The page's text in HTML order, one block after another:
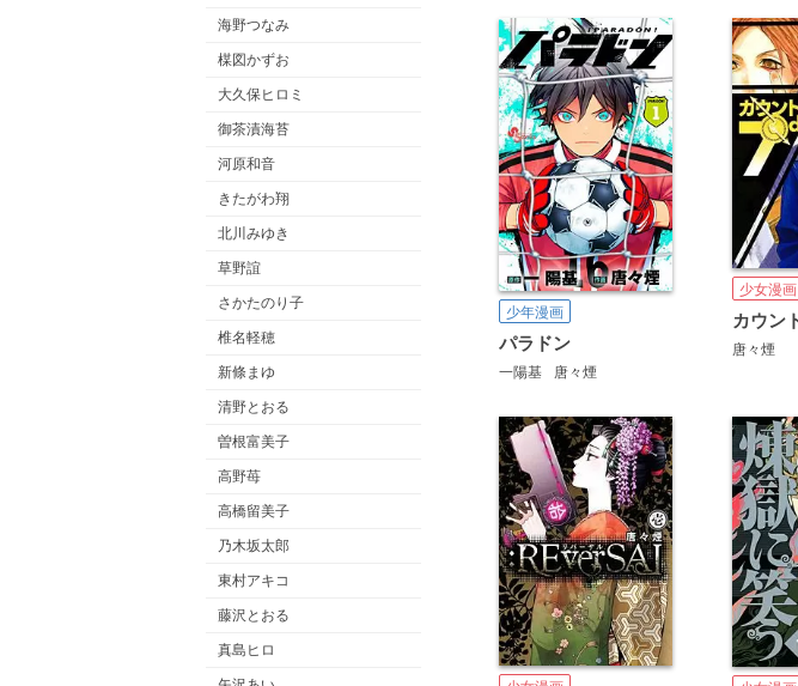
海野つなみ
楳図かずお
大久保ヒロミ
御茶漬海苔
河原和音
きたがわ翔
北川みゆき
草野誼
さかたのり子
椎名軽穂
新條まゆ
清野とおる
曽根富美子
高野苺
高橋留美子
乃木坂太郎
東村アキコ
藤沢とおる
真島ヒロ
少年漫画
パラドン
一陽基 唐々煙
少女漫画
唐々煙